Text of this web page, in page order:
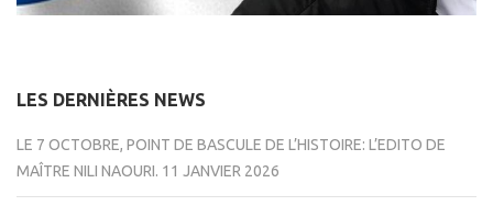
LES DERNIÈRES NEWS
LE 7 OCTOBRE, POINT DE BASCULE DE L’HISTOIRE: L’EDITO DE
MAÎTRE NILI NAOURI. 11 JANVIER 2026